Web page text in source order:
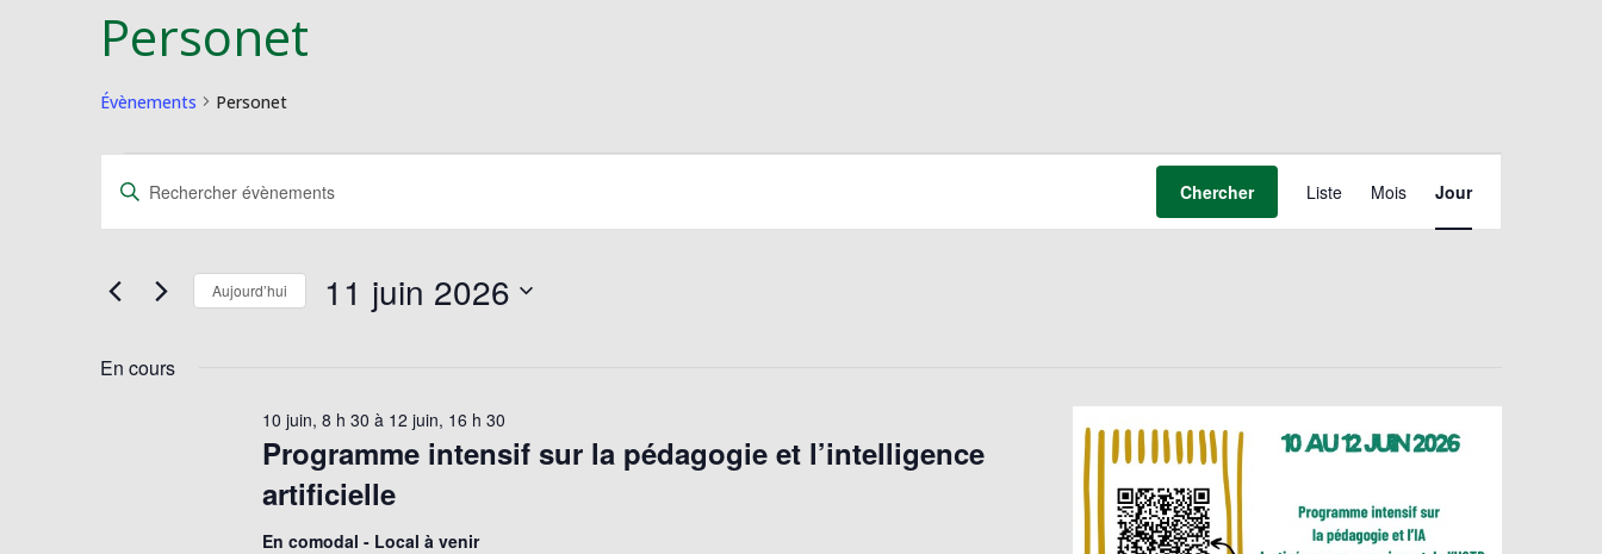
Personet
Évènements Personet
Évènements
for
11
2026
et
navigation
vues
Saisir
mot-
clé.
Évènements
clé.
Chercher
Navigation
de
Liste Mois Jour
Aujourd’hui 11 juin 2026
En cours
Programme intensif sur la pédagogie et l’intelligence
artificielle
10 juin, 8 h 30 à 12 juin, 16 h 30
En comodal - Local à venir